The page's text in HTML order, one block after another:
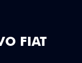
FIAT